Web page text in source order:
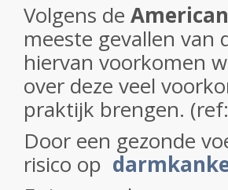
Volgens de
meeste gevallen van
hiervan voorkomen
over deze veel
praktijk brengen.
Door een gezonde
risico op